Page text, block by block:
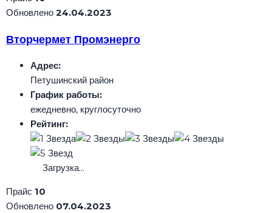
Обновлено 24.04.2023
Вторчермет Промэнерго
Адрес:
Петушинский район
График работы:
ежедневно, круглосуточно
Рейтинг:
Загрузка...
Прайс 10
Обновлено 07.04.2023